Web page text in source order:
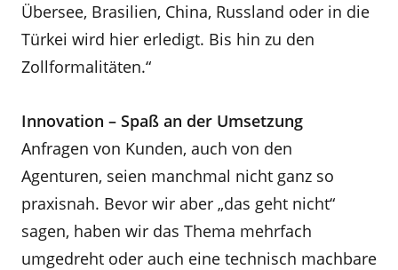
Übersee, Brasilien, China, Russland oder in die
Türkei wird hier erledigt. Bis hin zu den
Zollformalitäten.“
Innovation – Spaß an der Umsetzung
Anfragen von Kunden, auch von den
Agenturen, seien manchmal nicht ganz so
praxisnah. Bevor wir aber „das geht nicht“
sagen, haben wir das Thema mehrfach
umgedreht oder auch eine technisch machbare